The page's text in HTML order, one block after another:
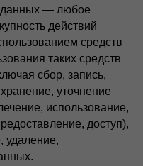
данных — любое
действий
средств
таких средств
сбор, запись,
уточнение
использование,
доступ),
удаление,